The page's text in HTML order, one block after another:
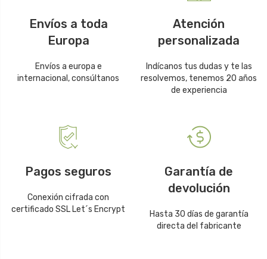
Envíos a toda
Europa
Envíos a europa e
internacional, consúltanos
Atención
personalizada
Indícanos tus dudas y te las
resolvemos, tenemos 20 años
de experiencia
Pagos seguros
Conexión cifrada con
certificado SSL Let´s Encrypt
Garantía de
devolución
Hasta 30 días de garantía
directa del fabricante